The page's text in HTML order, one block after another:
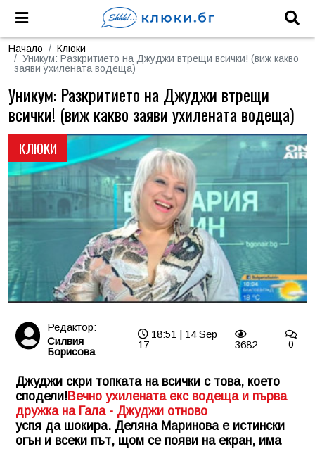
Начало
Клюки
Уникум: Разкритието на Джуджи втрещи всички! (виж какво
заяви ухилената водеща)
КЛЮКИ
Уникум: Разкритието на Джуджи втрещи
всички! (виж какво заяви ухилената водеща)
Редактор:
Силвия
Борисова
18:51 | 14 Sep
17
3682 0
Джуджи скри топката на всички с това, което
сподели!Вечно ухилената екс водеща и първа
дружка на Гала - Джуджи отново
успя да шокира. Деляна Маринова е истински
огън и всеки път, щом се появи на екран, има